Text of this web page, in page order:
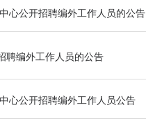
心公开招聘编外工作人员的公告
聘编外工作人员的公告
心公开招聘编外工作人员公告